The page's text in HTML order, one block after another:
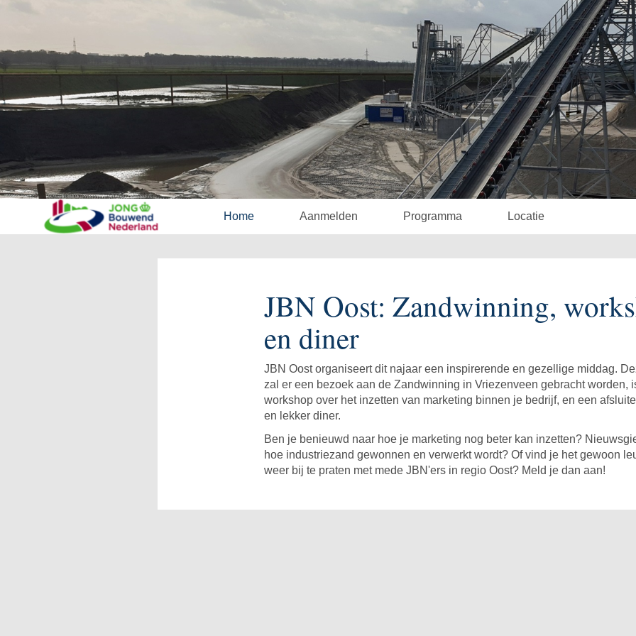
Home Aanmelden Programma Locatie
JBN Oost: Zandwinning,
en diner
JBN Oost organiseert dit najaar een inspirerende en gezellige middag.
zal er een bezoek aan de Zandwinning in Vriezenveen gebracht worden,
workshop over het inzetten van marketing binnen je bedrijf, en een
en lekker diner.
Ben je benieuwd naar hoe je marketing nog beter kan inzetten?
hoe industriezand gewonnen en verwerkt wordt? Of vind je het gewoon
weer bij te praten met mede JBN'ers in regio Oost? Meld je dan aan!